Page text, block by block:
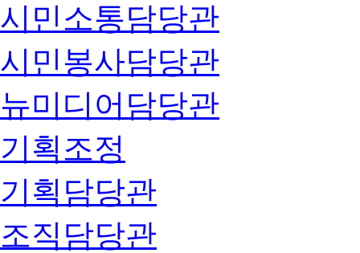
시민소통담당관
시민봉사담당관
뉴미디어담당관
기획조정
기획담당관
조직담당관